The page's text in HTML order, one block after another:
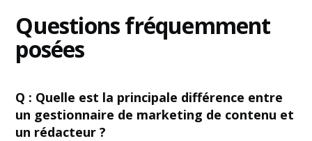
Questions fréquemment
posées
Q : Quelle est la principale différence entre
un gestionnaire de marketing de contenu et
un rédacteur ?